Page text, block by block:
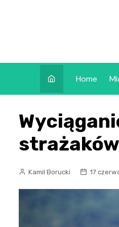
Home
strażaków
Kamil Borucki 17